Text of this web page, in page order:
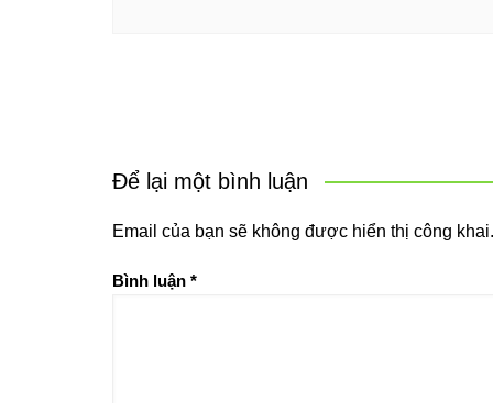
Để lại một bình luận
Email của bạn sẽ không được hiển thị công khai.
Bình luận *